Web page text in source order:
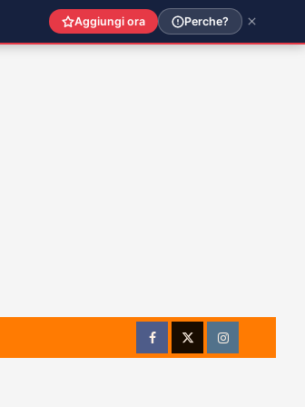
FacebookTwitterInstagram
Aggiungi ora Perche?